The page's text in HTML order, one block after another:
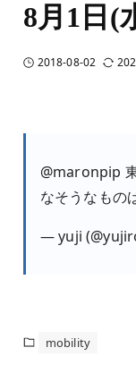
8月1日(
2018-08-02
@maronpip
なそうなもの
— yuji
mobility